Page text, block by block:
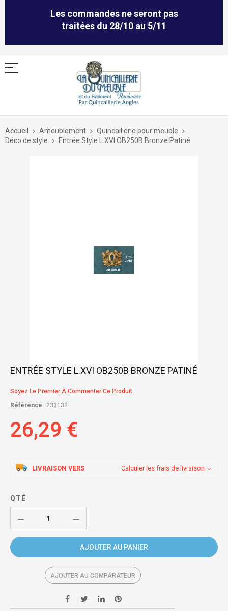
Les commandes ne seront pas
traitées du 28/10 au 5/11
Allez
contenu
Accueil Ameublement
Quincaillerie pour meuble
Déco de style
Entrée Style L.XVI OB250B Bronze Patiné
Skip
beginning
of
images
gallery
ENTRÉE STYLE L.XVI OB250B BRONZE PATINÉ
Soyez Le Premier À Commenter Ce Produit
Référence
233132
26,29 €
LIVRAISON VERS Calculer les frais de livraison
QTÉ
AJOUTER AU PANIER
AJOUTER AU COMPARATEUR